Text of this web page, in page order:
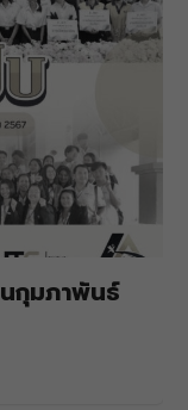
กุมภาพันธ์